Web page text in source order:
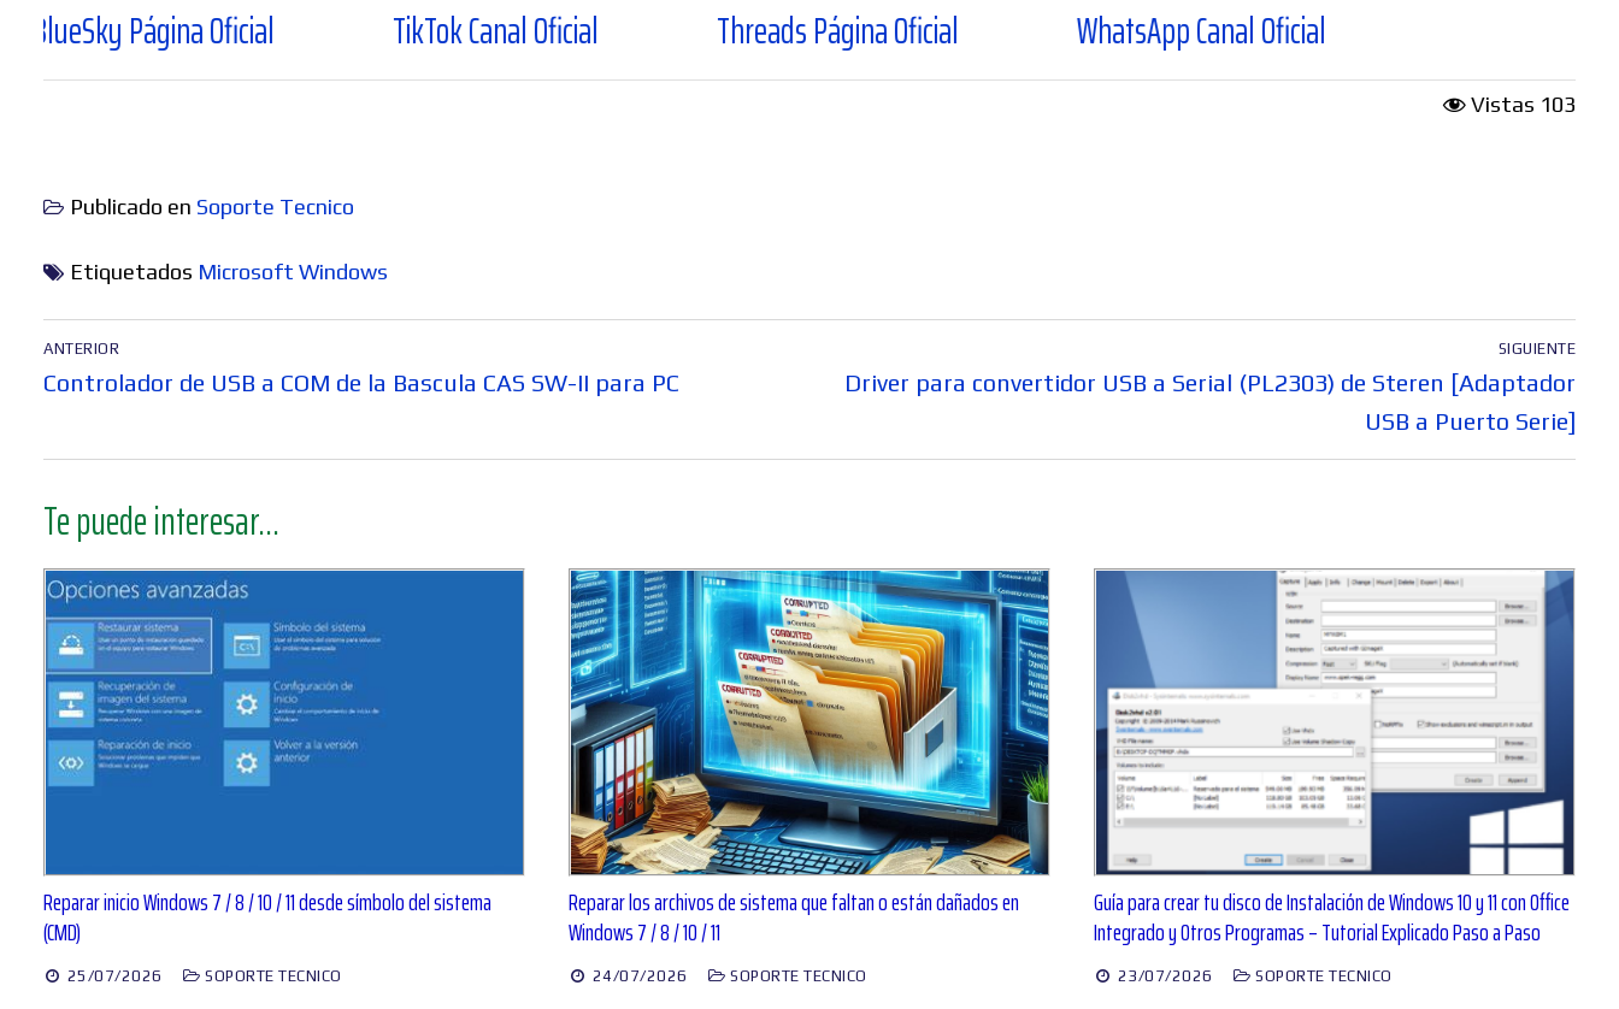
Oficial TikTok Canal Oficial Threads Página Oficial WhatsApp Canal Oficial
Vistas 103
Publicado en Soporte Tecnico
Etiquetados Microsoft Windows
Navegación
de
ANTERIOR
Entrada
Controlador de USB a COM de la Bascula CAS SW-II para PC
SIGUIENTE
Entrada
Driver para convertidor USB a Serial (PL2303) de Steren [Adaptador
USB a Puerto Serie]
Te puede interesar...
Reparar inicio Windows 7 / 8 / 10 / 11 desde símbolo del sistema
(CMD)
25/07/2026 SOPORTE TECNICO
Reparar los archivos de sistema que faltan o están dañados en
Windows 7 / 8 / 10 / 11
24/07/2026 SOPORTE TECNICO
Guía para crear tu disco de Instalación de Windows 10 y 11 con Office
Integrado y Otros Programas – Tutorial Explicado Paso a Paso
23/07/2026 SOPORTE TECNICO